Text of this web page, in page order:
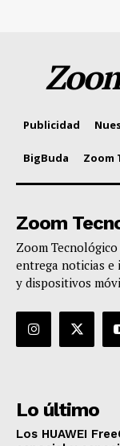
Publicidad
BigBuda Zoom
Zoom
Zoom
entrega noticias e
y dispositivos
Lo último
Los HUAWEI